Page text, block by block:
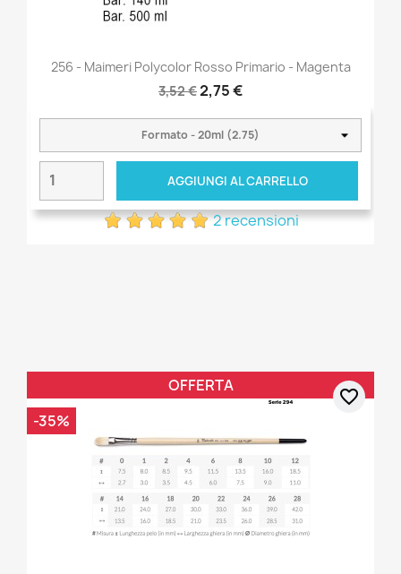
256 - Maimeri Polycolor Rosso Primario - Magenta
3,52 €2,75 €
AGGIUNGI AL CARRELLO
2 recensioni
OFFERTA
-35%
favorite_border